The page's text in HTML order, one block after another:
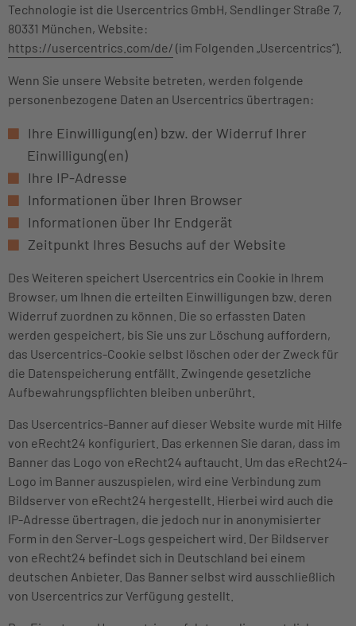
Technologie ist die Usercentrics GmbH, Sendlinger Straße 7,
80331 München, Website:
https://usercentrics.com/de/ (im Folgenden „Usercentrics“).
Wenn Sie unsere Website betreten, werden folgende
personenbezogene Daten an Usercentrics übertragen:
Ihre Einwilligung(en) bzw. der Widerruf Ihrer
Einwilligung(en)
Ihre IP-Adresse
Informationen über Ihren Browser
Informationen über Ihr Endgerät
Zeitpunkt Ihres Besuchs auf der Website
Des Weiteren speichert Usercentrics ein Cookie in Ihrem
Browser, um Ihnen die erteilten Einwilligungen bzw. deren
Widerruf zuordnen zu können. Die so erfassten Daten
werden gespeichert, bis Sie uns zur Löschung auffordern,
das Usercentrics-Cookie selbst löschen oder der Zweck für
die Datenspeicherung entfällt. Zwingende gesetzliche
Aufbewahrungspflichten bleiben unberührt.
Das Usercentrics-Banner auf dieser Website wurde mit Hilfe
von eRecht24 konfiguriert. Das erkennen Sie daran, dass im
Banner das Logo von eRecht24 auftaucht. Um das eRecht24-
Logo im Banner auszuspielen, wird eine Verbindung zum
Bildserver von eRecht24 hergestellt. Hierbei wird auch die
IP-Adresse übertragen, die jedoch nur in anonymisierter
Form in den Server-Logs gespeichert wird. Der Bildserver
von eRecht24 befindet sich in Deutschland bei einem
deutschen Anbieter. Das Banner selbst wird ausschließlich
von Usercentrics zur Verfügung gestellt.